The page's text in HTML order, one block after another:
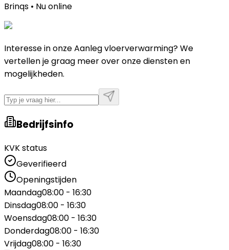
Brinqs • Nu online
Interesse in onze Aanleg vloerverwarming? We
vertellen je graag meer over onze diensten en
mogelijkheden.
Bedrijfsinfo
KVK status
Geverifieerd
Openingstijden
Maandag08:00 - 16:30
Dinsdag08:00 - 16:30
Woensdag08:00 - 16:30
Donderdag08:00 - 16:30
Vrijdag08:00 - 16:30